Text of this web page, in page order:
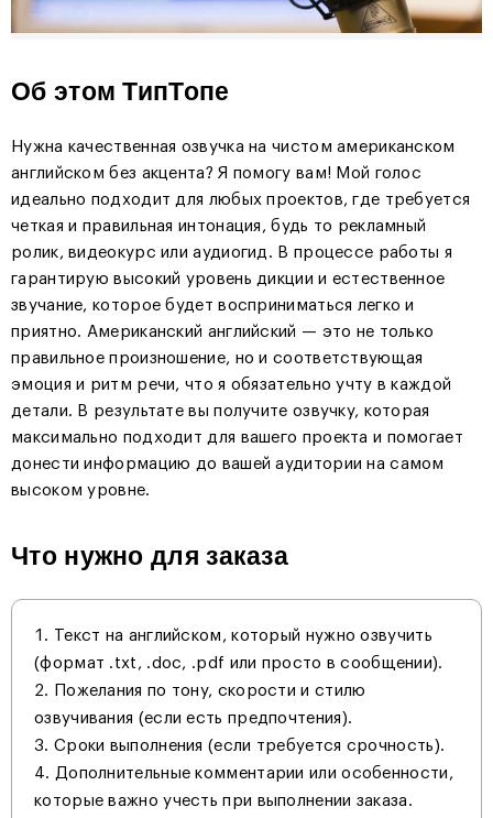
Об этом ТипТопе
Нужна качественная озвучка на чистом американском
английском без акцента? Я помогу вам! Мой голос
идеально подходит для любых проектов, где требуется
четкая и правильная интонация, будь то рекламный
ролик, видеокурс или аудиогид. В процессе работы я
гарантирую высокий уровень дикции и естественное
звучание, которое будет восприниматься легко и
приятно. Американский английский — это не только
правильное произношение, но и соответствующая
эмоция и ритм речи, что я обязательно учту в каждой
детали. В результате вы получите озвучку, которая
максимально подходит для вашего проекта и помогает
донести информацию до вашей аудитории на самом
высоком уровне.
Что нужно для заказа
Текст на английском, который нужно озвучить
(формат .txt, .doc, .pdf или просто в сообщении).
Пожелания по тону, скорости и стилю
озвучивания (если есть предпочтения).
Сроки выполнения (если требуется срочность).
Дополнительные комментарии или особенности,
которые важно учесть при выполнении заказа.